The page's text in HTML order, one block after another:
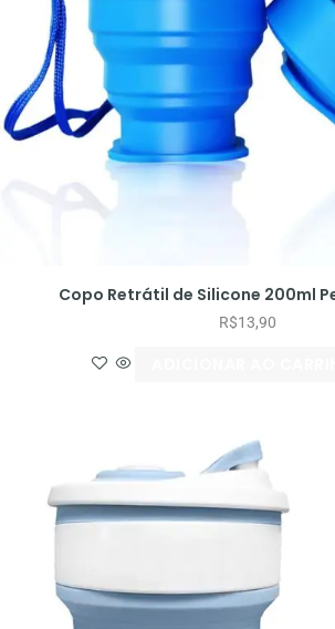
Copo Retrátil de Silicone 200ml
R$13,90